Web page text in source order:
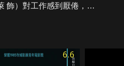
飾）對工作感到厭倦，他
和珍妮的兒子米奇（伊利
一場冰風暴即將來襲，這
……。
6.6